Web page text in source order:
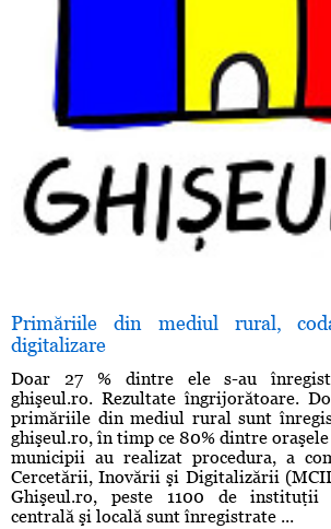
Primăriile din mediul rural,
digitalizare
Doar 27 % dintre ele s-au
ghişeul.ro. Rezultate îngrijorătoare.
primăriile din mediul rural sunt
ghişeul.ro, în timp ce 80% dintre
municipii au realizat procedura, a
Cercetării, Inovării şi Digitalizării
Ghişeul.ro, peste 1100 de instituţii
centrală şi locală sunt înregistrate ...